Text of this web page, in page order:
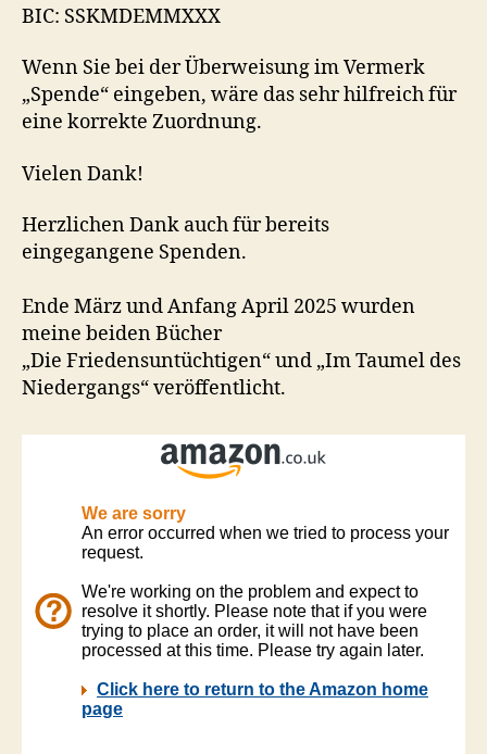
BIC: SSKMDEMMXXX
Wenn Sie bei der Überweisung im Vermerk
„Spende“ eingeben, wäre das sehr hilfreich für
eine korrekte Zuordnung.
Vielen Dank!
Herzlichen Dank auch für bereits
eingegangene Spenden.
Ende März und Anfang April 2025 wurden
meine beiden Bücher
„Die Friedensuntüchtigen“ und „Im Taumel des
Niedergangs“ veröffentlicht.